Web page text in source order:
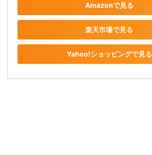
Amazonで見る
楽天市場で見る
Yahoo!ショッピングで見る